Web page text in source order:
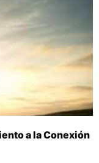
a la Conexión